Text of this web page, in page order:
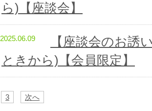
ら)【座談会】
2025.06.09
【座談会のお誘
ときから)【会員限定】
3 次へ